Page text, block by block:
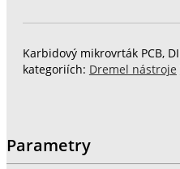
Karbidový mikrovrták PCB,
kategoriích: Dremel nástroje
Parametry